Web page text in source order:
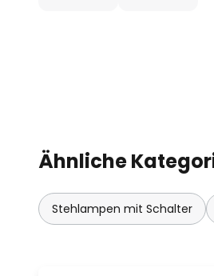
Ähnliche
Stehlampen mit Schalter